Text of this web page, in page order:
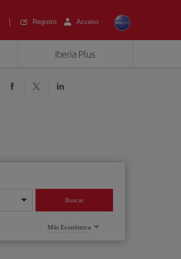
Registro Acceso
Iberia Plus
Buscar
Más Económica